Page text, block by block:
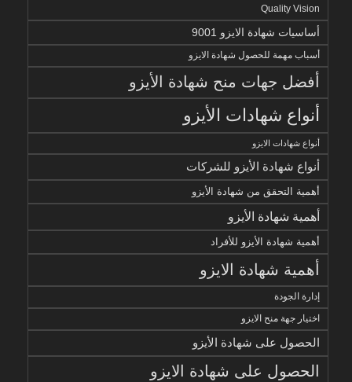
Quality Vision
أساسيات شهادة الايزو 9001
أسباب مهمة للحصول شهادة الايزو
أفضل جهات منح شهادة الأيزو
أنواع شهادات الأيزو
أنواع شهادات الايزو
أنواع شهادة الأيزو للشركات
أهمية التحقق من شهادة الأيزو
أهمية شهادة الأيزو
أهمية شهادة الأيزو للأفراد
أهمية شهادة الايزو
إدارة الجودة
اختيار جهة منح الايزو
الحصول على شهادة الأيزو
الحصول على شهادة الايزو